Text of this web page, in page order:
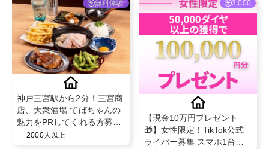
無料体験
神戸三宮駅から2分！三宮商
店、大衆酒場 てばちゃんの
魅力をPRしてくれる方募
集！
2000人以上
3,000
【現金10万円プレゼント
🎁】女性限定！TikTok公式
ライバー募集 スマホ1台＆